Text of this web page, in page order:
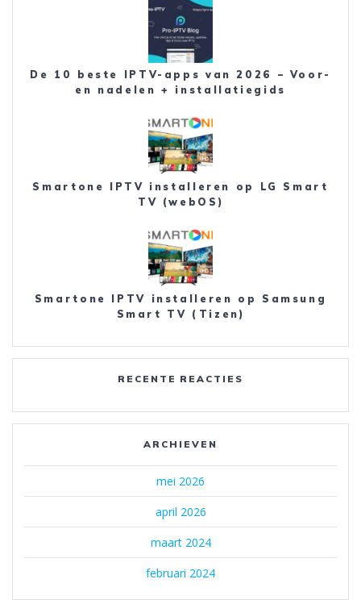
De 10 beste IPTV-apps van 2026 – Voor-
en nadelen + installatiegids
Smartone IPTV installeren op LG Smart
TV (webOS)
Smartone IPTV installeren op Samsung
Smart TV (Tizen)
RECENTE REACTIES
ARCHIEVEN
mei 2026
april 2026
maart 2024
februari 2024